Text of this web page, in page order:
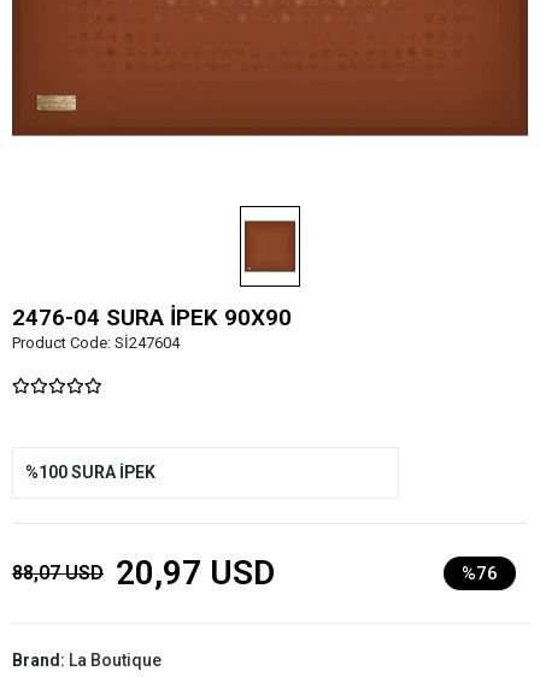
2476-04 SURA İPEK 90X90
Product Code: Sİ247604
%100 SURA İPEK
88,07 USD 20,97 USD %76
Brand: La Boutique